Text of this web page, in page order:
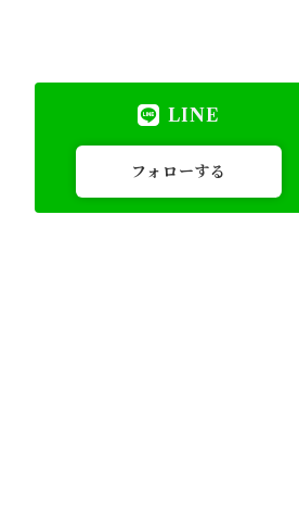
LINE
フォローする